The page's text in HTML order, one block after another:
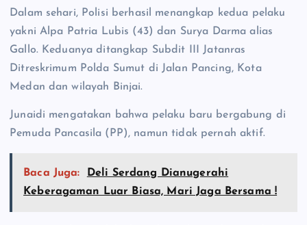
Dalam sehari, Polisi berhasil menangkap kedua pelaku
yakni Alpa Patria Lubis (43) dan Surya Darma alias
Gallo. Keduanya ditangkap Subdit III Jatanras
Ditreskrimum Polda Sumut di Jalan Pancing, Kota
Medan dan wilayah Binjai.
Junaidi mengatakan bahwa pelaku baru bergabung di
Pemuda Pancasila (PP), namun tidak pernah aktif.
Baca Juga:
Deli Serdang Dianugerahi
Keberagaman Luar Biasa, Mari Jaga Bersama !